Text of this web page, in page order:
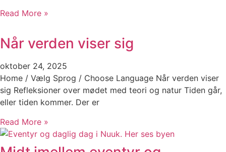
Read More »
Når verden viser sig
oktober 24, 2025
Home / Vælg Sprog / Choose Language Når verden viser
sig Refleksioner over mødet med teori og natur Tiden går,
eller tiden kommer. Der er
Read More »